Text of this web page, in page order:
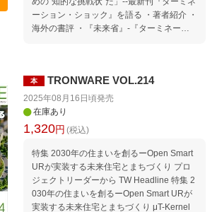
セミナー情報｜セミナースケジュール 202
5年12月〜2026年3月 Welcome to TRON F
の動向 Media｜TRONに関する報道 編集後
ーション・ショック』を語る ・著者紹介 ・
海外の書評 ・『未来省』-『ターミネーシ
拓く次世代コミュニケーションの最前線に
触れる 「NTT IOWNセミナー」レポート TI
VAC Information セミナー情報｜セミナー
スケジュール 2025年10月〜2026年1月 We
lcome to TRON Forum ＆ Ubiquitous ID Ce
nter Association for Open Data of Public Tr
ansportation Movement｜TRONから見たコ
ンピュータ業界の動向 Media｜TRONに関
する報道 編集後記 本誌「記事ucode」の使
い方／読者アンケートのお願い
本 TRONWARE VOL.214
2025年08月16日頃発売
在庫あり
1,320円 (税込)
特集 2030年の住まいを創るーOpen Smart
URが実装する未来住宅とまちづくり プロ
ジェクトリーダーから TW Headline 特集 2
030年の住まいを創るーOpen Smart URが
実装する未来住宅とまちづくり μT-Kernel